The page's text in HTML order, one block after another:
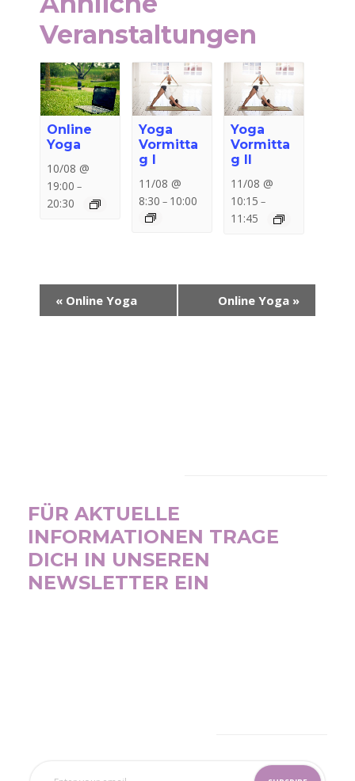
Veranstaltungen
Online
Yoga
10/08 @
19:00 –
20:30
Yoga
Vormitta
g I
11/08 @
8:30 – 10:00
Yoga
Vormitta
g II
11/08 @
10:15 –
11:45
Veranstaltung-
Navigation
« Online Yoga Online Yoga »
FÜR AKTUELLE
INFORMATIONEN TRAGE
DICH IN UNSEREN
NEWSLETTER EIN